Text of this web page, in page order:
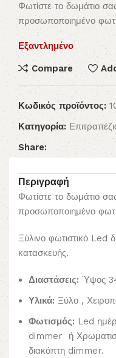
Φωτίστε το δωμάτιο
προσωποποιημένο
Εξαντλημένο
Compare
Κωδικός προϊόντος:
Κατηγορία:
Share:
Περιγραφή
Φωτίστε το δωμάτιο
προσωποποιημένο
Ξύλινο φωτιστικό Led
κατασκευής.
Διαστάσεις: Ύψος
Υλικά: Ξύλο ,
Φωτισμός: Led
dimmer ή
διακόπτη dimmer.